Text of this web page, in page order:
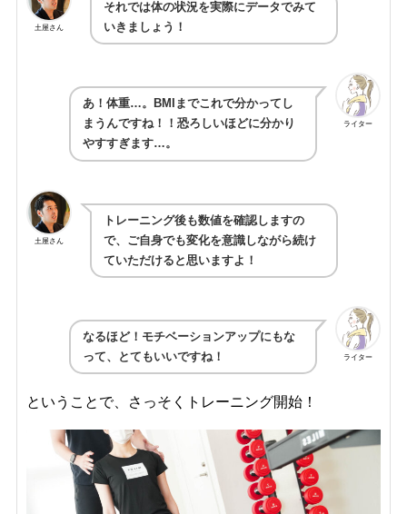
土屋さん
それでは体の状況を実際にデータでみて
いきましょう！
ライター
あ！体重…。BMIまでこれで分かってし
まうんですね！！恐ろしいほどに分かり
やすすぎます…。
土屋さん
トレーニング後も数値を確認しますの
で、ご自身でも変化を意識しながら続け
ていただけると思いますよ！
ライター
なるほど！モチベーションアップにもな
って、とてもいいですね！
ということで、さっそくトレーニング開始！